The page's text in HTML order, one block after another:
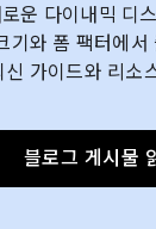
운 다이내믹 디
기와 폼 팩터에
신 가이드와 리소
블로그 게시물